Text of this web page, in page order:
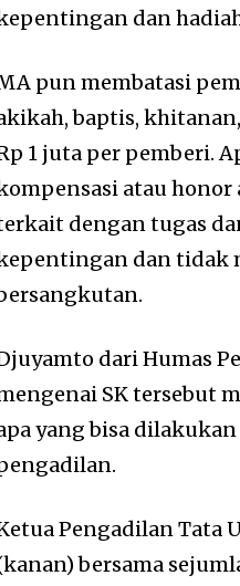
dan
pun membatasi
baptis,
1 juta per pemberi.
atau
dengan tugas
dan tidak
dari Humas
SK tersebut
yang bisa
Pengadilan Tata
bersama